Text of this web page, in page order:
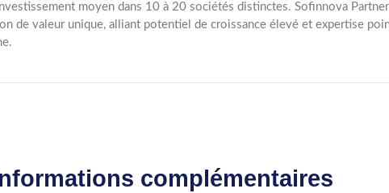
moyen dans 10 à 20 sociétés distinctes. Sofinnova
de valeur unique, alliant potentiel de croissance élevé et expertise
complémentaires